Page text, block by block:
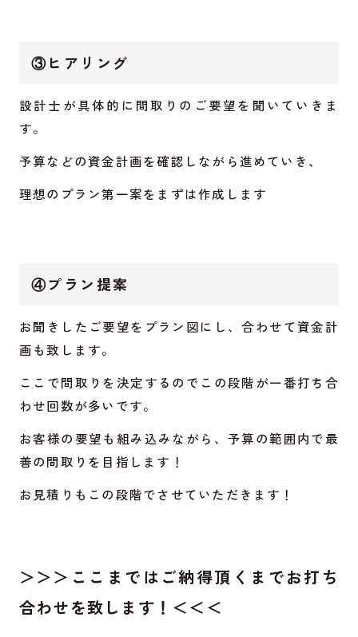
③ヒアリング
設計士が具体的に間取りのご要望を聞いていきま
す。
予算などの資金計画を確認しながら進めていき、
理想のプラン第一案をまずは作成します
④プラン提案
お聞きしたご要望をプラン図にし、合わせて資金計
画も致します。
ここで間取りを決定するのでこの段階が一番打ち合
わせ回数が多いです。
お客様の要望も組み込みながら、予算の範囲内で最
善の間取りを目指します！
お見積りもこの段階でさせていただきます！
＞＞＞ここまではご納得頂くまでお打ち
合わせを致します！＜＜＜